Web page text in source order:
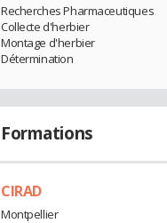
Recherches Pharmaceutiques
Collecte d'herbier
Montage d'herbier
Détermination
Formations
CIRAD
Montpellier